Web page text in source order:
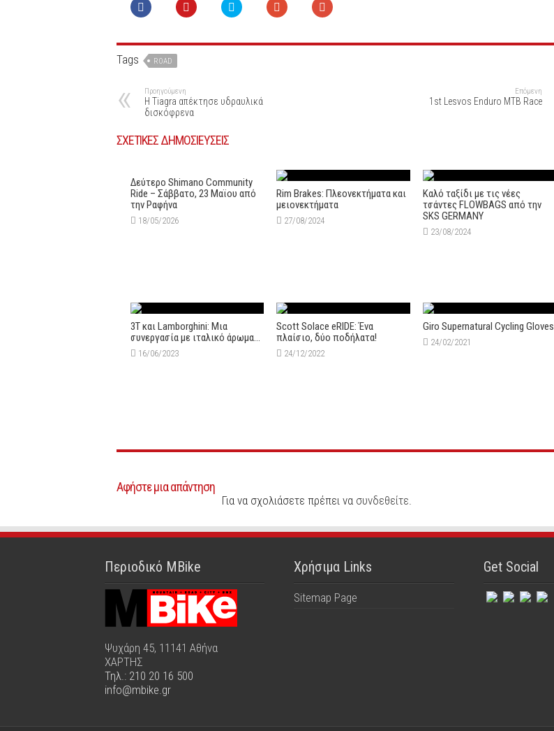
Tags ROAD
Προηγούμενη
H Tiagra απέκτησε υδραυλικά
δισκόφρενα
Επόμενη
1st Lesvos Enduro MTB Race
ΣΧΕΤΙΚΕΣ ΔΗΜΟΣΙΕΥΣΕΙΣ
Δεύτερo Shimano Community
Ride – Σάββατο, 23 Μαϊου από
την Ραφήνα
18/05/2026
Rim Brakes: Πλεονεκτήματα και
μειονεκτήματα
27/08/2024
Καλό ταξίδι με τις νέες
τσάντες FLOWBAGS από την
SKS GERMANY
23/08/2024
3T και Lamborghini: Μια
συνεργασία με ιταλικό άρωμα…
16/06/2023
Scott Solace eRIDE: Ένα
πλαίσιο, δύο ποδήλατα!
24/12/2022
Giro Supernatural Cycling Gloves
24/02/2021
Αφήστε μια απάντηση
Για να σχολιάσετε πρέπει να συνδεθείτε
Περιοδικό MBike
Ψυχάρη 45, 11141 Αθήνα
ΧΑΡΤΗΣ
Τηλ.: 210 20 16 500
info@mbike.gr
Χρήσιμα Links
Sitemap Page
Get Social